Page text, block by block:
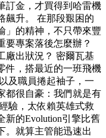
訂金，才買得到哈雷機
飆升。 在那段艱困的
」的精神，不只帶來豐
要專案落後怎麼辦？
廠出狀況？ 密爾瓦基
件，搭最近的一班飛機
及職員捲起袖子，一
都很自豪：我們就是有
驗，太依賴英雄式救
新的Evolution引擎比舊
。就算主管能迅速出